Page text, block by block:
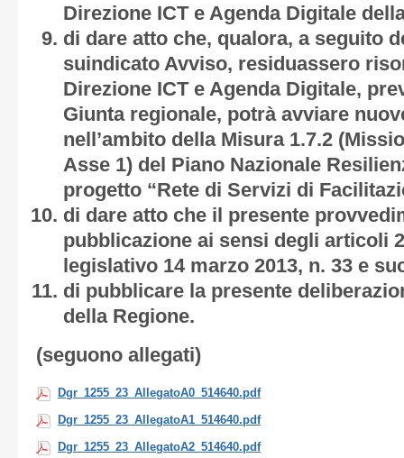
Direzione ICT e Agenda Digitale
di dare atto che, qualora, a seguito
suindicato Avviso, residuassero
Direzione ICT e Agenda Digitale,
Giunta regionale, potrà avviare
nell’ambito della Misura 1.7.2
Asse 1) del Piano Nazionale
progetto “Rete di Servizi di
di dare atto che il presente
pubblicazione ai sensi degli articoli
legislativo 14 marzo 2013, n. 33 e
di pubblicare la presente
della Regione.
(seguono allegati)
Dgr_1255_23_AllegatoA0_514640.pdf
Dgr_1255_23_AllegatoA1_514640.pdf
Dgr_1255_23_AllegatoA2_514640.pdf